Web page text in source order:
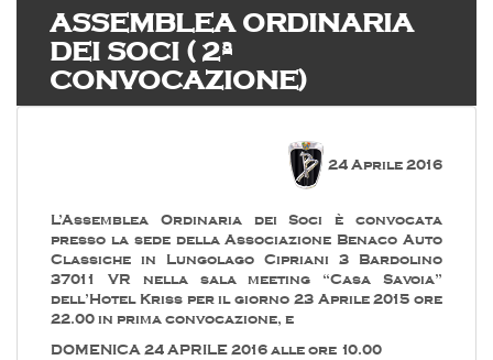
ASSEMBLEA ORDINARIA
DEI SOCI ( 2ª
CONVOCAZIONE)
24 Aprile 2016
L’Assemblea Ordinaria dei Soci è convocata
presso la sede della Associazione Benaco Auto
Classiche in Lungolago Cipriani 3 Bardolino
37011 VR nella sala meeting “Casa Savoia”
dell’Hotel Kriss per il giorno 23 Aprile 2015 ore
22.00 in prima convocazione, e
DOMENICA 24 APRILE 2016 alle ore 10.00